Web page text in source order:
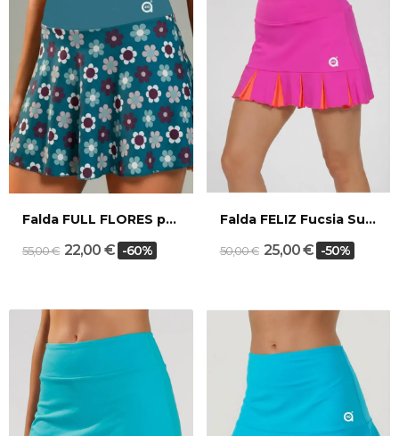
Falda FULL FLORES petrol
55,00 € 22,00 € -60%
Falda FELIZ Fucsia Sunset
50,00 € 25,00 € -50%